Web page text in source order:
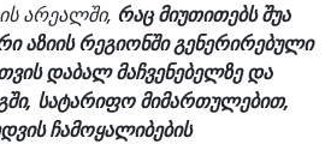
არეალში, რაც მიუთითებს შუა
აზიის რეგიონში გენერირებული
დაბალ მაჩვენებელზე და
სატარიფო მიმართულებით,
ჩამოყალიბების